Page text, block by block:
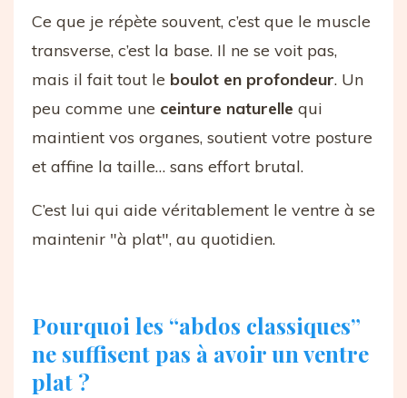
Ce que je répète souvent, c’est que le muscle
transverse, c’est la base. Il ne se voit pas,
mais il fait tout le boulot en profondeur. Un
peu comme une ceinture naturelle qui
maintient vos organes, soutient votre posture
et affine la taille… sans effort brutal.
C’est lui qui aide véritablement le ventre à se
maintenir "à plat", au quotidien.
Pourquoi les “abdos classiques”
ne suffisent pas à avoir un ventre
plat ?